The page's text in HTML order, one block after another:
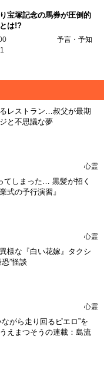
宝塚記念の馬券が圧倒的
は!?
予言・予知
レストラン…叔父が最期
と不思議な夢
心霊
てしまった… 黒髪が招く
式の予行演習』
心霊
様な『白い花嫁』タクシ
”怪談
心霊
がら走り回るピエロ”を
えまつそうの連載：島流